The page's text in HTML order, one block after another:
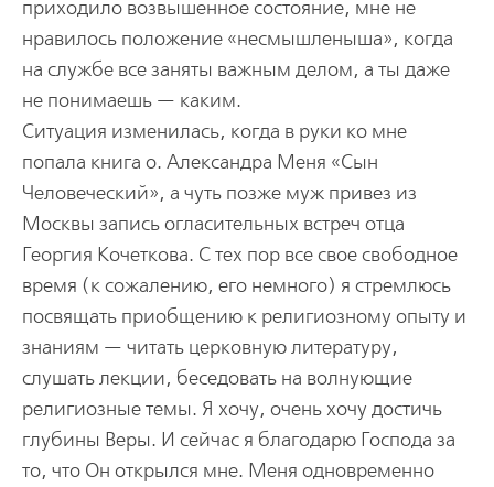
приходило возвышенное состояние, мне не
нравилось положение «несмышленыша», когда
на службе все заняты важным делом, а ты даже
не понимаешь — каким.
Ситуация изменилась, когда в руки ко мне
попала книга о. Александра Меня «Сын
Человеческий», а чуть позже муж привез из
Москвы запись огласительных встреч отца
Георгия Кочеткова. С тех пор все свое свободное
время (к сожалению, его немного) я стремлюсь
посвящать приобщению к религиозному опыту и
знаниям — читать церковную литературу,
слушать лекции, беседовать на волнующие
религиозные темы. Я хочу, очень хочу достичь
глубины Веры. И сейчас я благодарю Господа за
то, что Он открылся мне. Меня одновременно